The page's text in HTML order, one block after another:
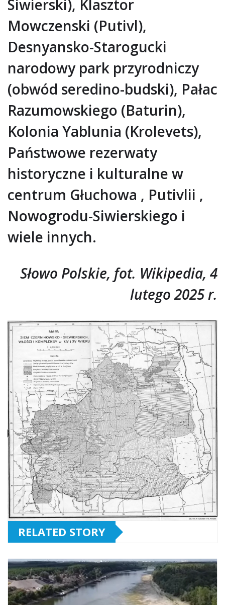
Siwierski), Klasztor
Mowczenski (Putivl),
Desnyansko-Starogucki
narodowy park przyrodniczy
(obwód seredino-budski), Pałac
Razumowskiego (Baturin),
Kolonia Yablunia (Krolevets),
Państwowe rezerwaty
historyczne i kulturalne w
centrum Głuchowa , Putivlii ,
Nowogrodu-Siwierskiego i
wiele innych.
Słowo Polskie, fot. Wikipedia, 4
lutego 2025 r.
RELATED STORY